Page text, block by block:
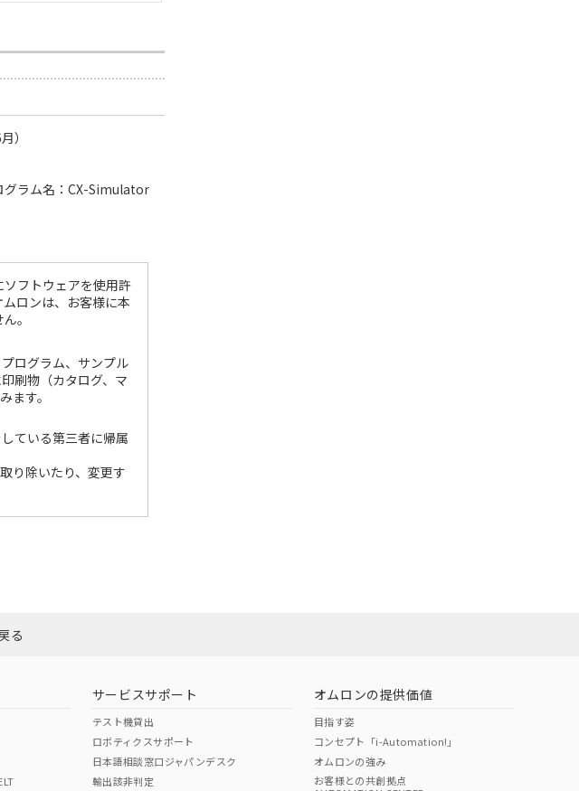
）
グラム名：CX-Simulator
フトウェアを使用許
ロンは、お客様に本
。
ログラム、サンプル
刷物（カタログ、マ
ます。
ている第三者に帰属
り除いたり、変更す
できます。
ンジニアリング、お
諾その他の方法で使
更、改造により何ら
に損害が生じた場合
る
サービスサポート
テスト機貸出
ロボティクスサポート
日本語相談窓口ジャパンデスク
輸出該非判定
オムロンの提供価値
目指す姿
コンセプト「i-Automation!」
オムロンの強み
お客様との共創拠点